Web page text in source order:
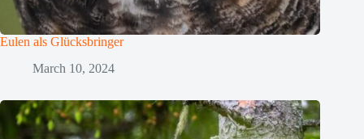
Eulen als Glücksbringer
March 10, 2024